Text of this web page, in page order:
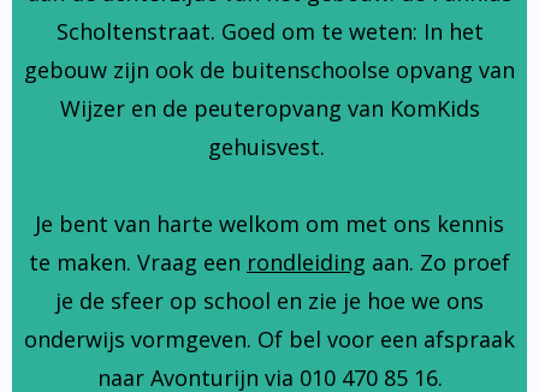
Scholtenstraat. Goed om te weten: In het
gebouw zijn ook de buitenschoolse opvang van
Wijzer en de peuteropvang van KomKids
gehuisvest.
Je bent van harte welkom om met ons kennis
te maken. Vraag een rondleiding aan. Zo proef
je de sfeer op school en zie je hoe we ons
onderwijs vormgeven. Of bel voor een afspraak
naar Avonturijn via 010 470 85 16.